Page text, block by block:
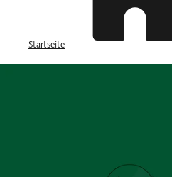
Startseite